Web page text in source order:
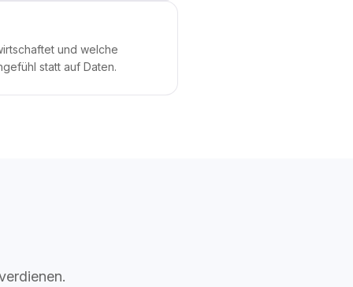
und welche
statt auf Daten.